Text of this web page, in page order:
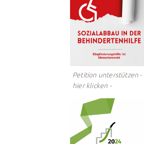
Petition unterstützen -
hier klicken -